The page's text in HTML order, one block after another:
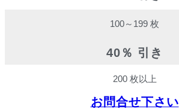
100～199 枚
40％ 引き
200 枚以上
お問合せ下さい